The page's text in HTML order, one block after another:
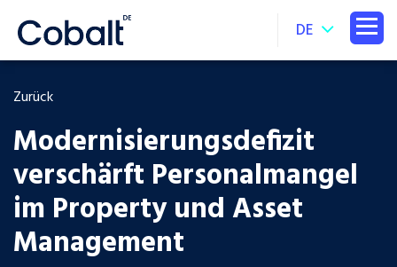
DE
Zurück
Modernisierungsdefizit
verschärft Personalmangel
im Property und Asset
Management